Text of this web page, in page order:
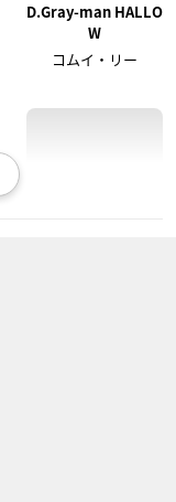
D.Gray-man HALLO
W
コムイ・リー